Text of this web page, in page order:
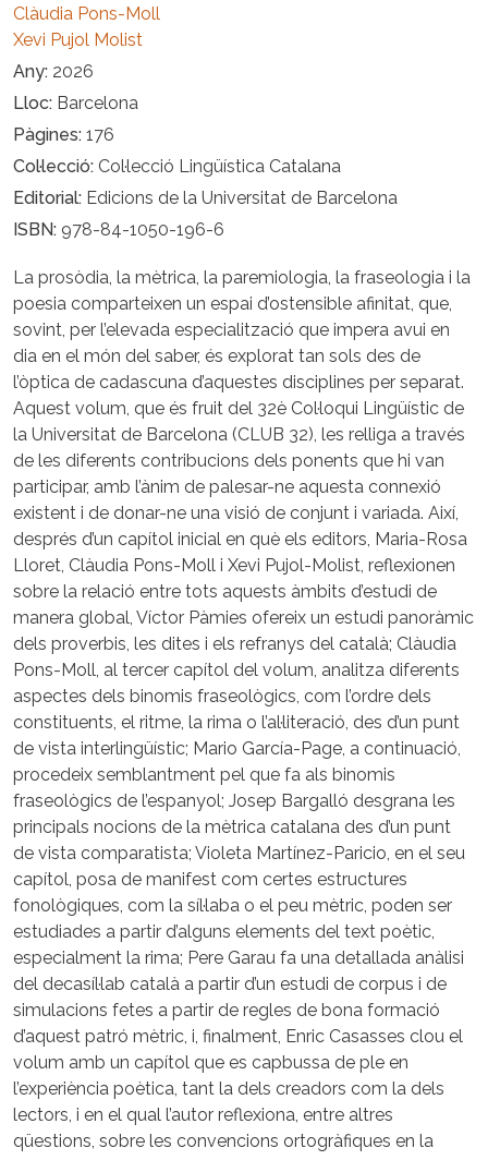
Clàudia Pons-Moll
Xevi Pujol Molist
Any 2026
Lloc Barcelona
Pàgines 176
Col·lecció Col·lecció Lingüística Catalana
Editorial Edicions de la Universitat de Barcelona
ISBN 978-84-1050-196-6
La prosòdia, la mètrica, la paremiologia, la fraseologia i la
poesia comparteixen un espai d’ostensible afinitat, que,
sovint, per l’elevada especialització que impera avui en
dia en el món del saber, és explorat tan sols des de
l’òptica de cadascuna d’aquestes disciplines per separat.
Aquest volum, que és fruit del 32è Col·loqui Lingüístic de
la Universitat de Barcelona (CLUB 32), les relliga a través
de les diferents contribucions dels ponents que hi van
participar, amb l’ànim de palesar-ne aquesta connexió
existent i de donar-ne una visió de conjunt i variada. Així,
després d’un capítol inicial en què els editors, Maria-Rosa
Lloret, Clàudia Pons-Moll i Xevi Pujol-Molist, reflexionen
sobre la relació entre tots aquests àmbits d’estudi de
manera global, Víctor Pàmies ofereix un estudi panoràmic
dels proverbis, les dites i els refranys del català; Clàudia
Pons-Moll, al tercer capítol del volum, analitza diferents
aspectes dels binomis fraseològics, com l’ordre dels
constituents, el ritme, la rima o l’al·literació, des d’un punt
de vista interlingüístic; Mario García-Page, a continuació,
procedeix semblantment pel que fa als binomis
fraseològics de l’espanyol; Josep Bargalló desgrana les
principals nocions de la mètrica catalana des d’un punt
de vista comparatista; Violeta Martínez-Paricio, en el seu
capítol, posa de manifest com certes estructures
fonològiques, com la síl·laba o el peu mètric, poden ser
estudiades a partir d’alguns elements del text poètic,
especialment la rima; Pere Garau fa una detallada anàlisi
del decasíl·lab català a partir d’un estudi de corpus i de
simulacions fetes a partir de regles de bona formació
d’aquest patró mètric, i, finalment, Enric Casasses clou el
volum amb un capítol que es capbussa de ple en
l’experiència poètica, tant la dels creadors com la dels
lectors, i en el qual l’autor reflexiona, entre altres
qüestions, sobre les convencions ortogràfiques en la